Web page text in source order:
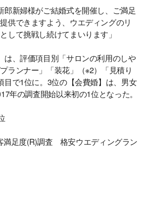
郎新婦様がご結婚式を開催し、ご満足
供できますよう、ウエディングのリ
して挑戦し続けてまいります」
、評価項目別「サロンの利用のしや
ランナー」「装花」（※2）「見積り
目で1位に。3位の【会費婚】は、男女
年の調査開始以来初の1位となった。
満足度(R)調査 格安ウエディングラン